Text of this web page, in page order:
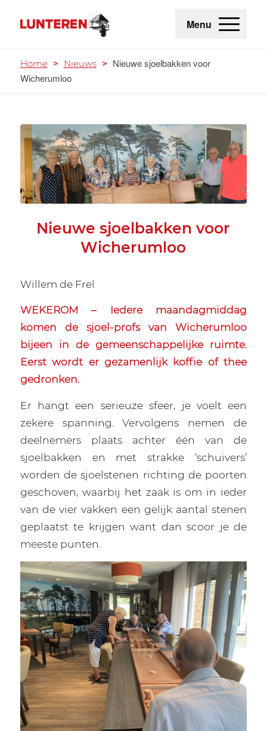
Menu
Home > Nieuws > Nieuwe sjoelbakken voor
Wicherumloo
Nieuwe sjoelbakken voor
Wicherumloo
Willem de Frel
WEKEROM – Iedere maandagmiddag
komen de sjoel-profs van Wicherumloo
bijeen in de gemeenschappelijke ruimte.
Eerst wordt er gezamenlijk koffie of thee
gedronken.
Er hangt een serieuze sfeer, je voelt een
zekere spanning. Vervolgens nemen de
deelnemers plaats achter één van de
sjoelbakken en met strakke ‘schuivers’
worden de sjoelstenen richting de poorten
geschoven, waarbij het zaak is om in ieder
van de vier vakken een gelijk aantal stenen
geplaatst te krijgen want dan scoor je de
meeste punten.